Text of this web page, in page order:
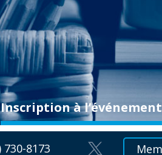
Inscription à l’événement